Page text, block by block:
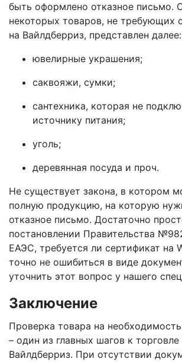
быть оформлено отказное письмо.
некоторых товаров, не требующих
на Вайлдберриз, представлен далее:
ювелирные украшения;
саквояжи, сумки;
сантехника, которая не
источнику питания;
уголь;
деревянная посуда и проч.
Не существует закона, в котором
полную продукцию, на которую
отказное письмо. Достаточно
постановлении Правительства
ЕАЭС, требуется ли сертификат на
точно не ошибиться в виде
уточнить этот вопрос у нашего
Заключение
Проверка товара на
– один из главных шагов к торговле
Вайлдберриз. При отсутствии